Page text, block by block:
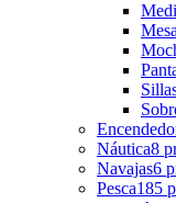
Náutica8
Navajas6
Pesca185